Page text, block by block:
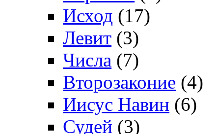
Исход (17)
Левит (3)
Числа (7)
Второзаконие (4)
Иисус Навин (6)
Судей (3)